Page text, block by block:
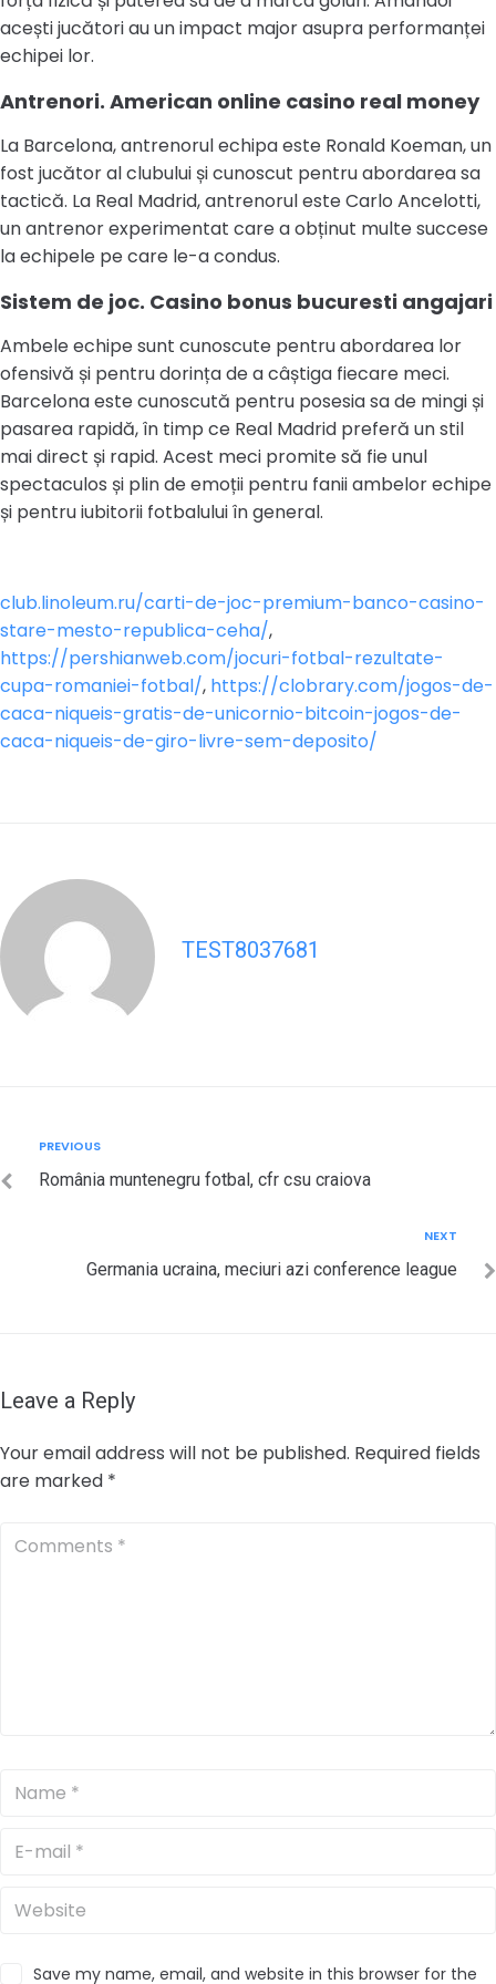
acești jucători au un impact major asupra performanței
echipei lor.
Antrenori. American online casino real money
La Barcelona, antrenorul echipa este Ronald Koeman, un
fost jucător al clubului și cunoscut pentru abordarea sa
tactică. La Real Madrid, antrenorul este Carlo Ancelotti,
un antrenor experimentat care a obținut multe succese
la echipele pe care le-a condus.
Sistem de joc. Casino bonus bucuresti angajari
Ambele echipe sunt cunoscute pentru abordarea lor
ofensivă și pentru dorința de a câștiga fiecare meci.
Barcelona este cunoscută pentru posesia sa de mingi și
pasarea rapidă, în timp ce Real Madrid preferă un stil
mai direct și rapid. Acest meci promite să fie unul
spectaculos și plin de emoții pentru fanii ambelor echipe
și pentru iubitorii fotbalului în general.
club.linoleum.ru/carti-de-joc-premium-banco-casino-
stare-mesto-republica-ceha/,
https://pershianweb.com/jocuri-fotbal-rezultate-
cupa-romaniei-fotbal/, https://clobrary.com/jogos-de-
caca-niqueis-gratis-de-unicornio-bitcoin-jogos-de-
caca-niqueis-de-giro-livre-sem-deposito/
TEST8037681
navigation
Previous
PREVIOUS
România muntenegru fotbal, cfr csu craiova
NEXT
Germania ucraina, meciuri azi conference league
Leave a Reply
Your email address will not be published. Required fields
are marked *
Save my name, email, and website in this browser for the